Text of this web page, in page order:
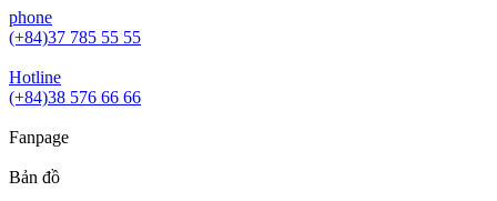
phone
(+84)37 785 55 55
Hotline
(+84)38 576 66 66
Fanpage
Bản đồ